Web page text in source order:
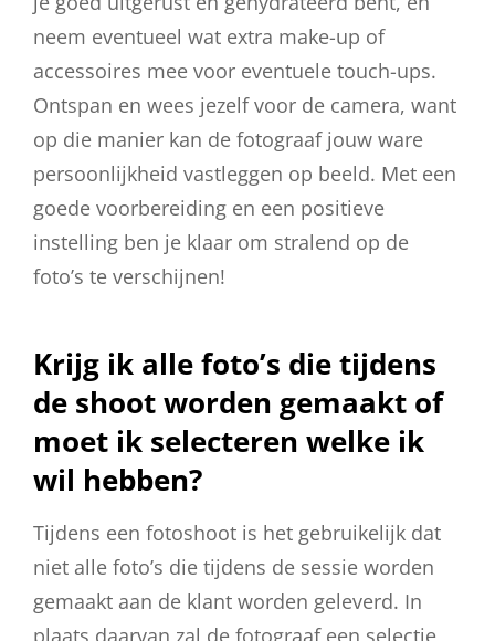
neem eventueel wat extra make-up of
accessoires mee voor eventuele touch-ups.
Ontspan en wees jezelf voor de camera, want
op die manier kan de fotograaf jouw ware
persoonlijkheid vastleggen op beeld. Met een
goede voorbereiding en een positieve
instelling ben je klaar om stralend op de
foto’s te verschijnen!
Krijg ik alle foto’s die tijdens
de shoot worden gemaakt of
moet ik selecteren welke ik
wil hebben?
Tijdens een fotoshoot is het gebruikelijk dat
niet alle foto’s die tijdens de sessie worden
gemaakt aan de klant worden geleverd. In
plaats daarvan zal de fotograaf een selectie